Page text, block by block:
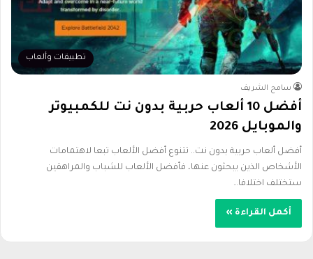
تطبيقات وألعاب
سامح الشريف
أفضل 10 ألعاب حربية بدون نت للكمبيوتر
والموبايل 2026
أفضل ألعاب حربية بدون نت.. تتنوع أفضل الألعاب تبعا لاهتمامات
الأشخاص الذين يبحثون عنها، فأفضل الألعاب للشباب والمراهقين
ستختلف اختلافا…
أكمل القراءة »